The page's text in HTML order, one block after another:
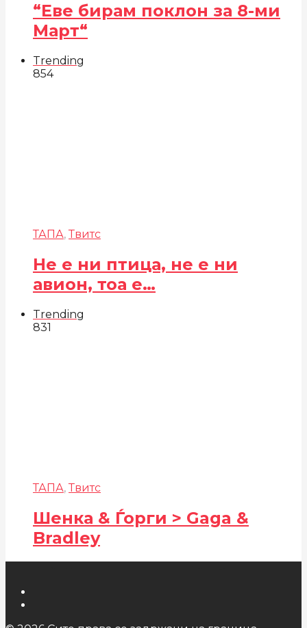
“Еве бирам поклон за 8-ми
Март“
Trending
854
ТАПА, Твитс
Не е ни птица, не е ни
авион, тоа е…
Trending
831
ТАПА, Твитс
Шенка & Ѓорги > Gaga &
Bradley